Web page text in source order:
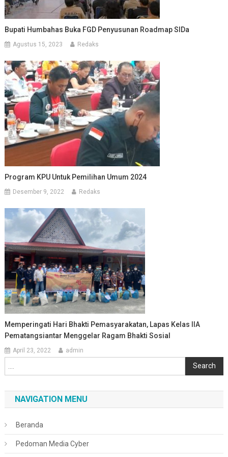
Bupati Humbahas Buka FGD Penyusunan Roadmap SIDa
Agustus 15, 2023 Redaks
Program KPU Untuk Pemilihan Umum 2024
Desember 9, 2022 Redaks
Memperingati Hari Bhakti Pemasyarakatan, Lapas Kelas IIA
Pematangsiantar Menggelar Ragam Bhakti Sosial
April 23, 2022 admin
Search
NAVIGATION MENU
Beranda
Pedoman Media Cyber